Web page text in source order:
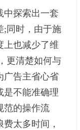
探索出一套
;同时，由于施
上也减少了维
更清楚如何与
广告主省心省
是不能准确理
范的操作流
太多时间，